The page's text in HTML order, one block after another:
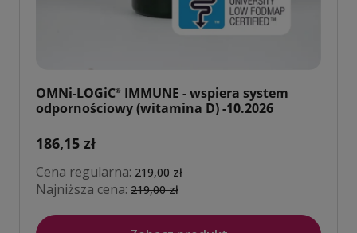
OMNi-LOGiC® IMMUNE - wspiera system
odpornościowy (witamina D) -10.2026
186,15 zł
Cena regularna: 219,00 zł
Najniższa cena: 219,00 zł